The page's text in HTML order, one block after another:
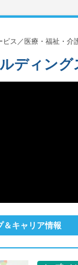
ビス／医療・福祉・介
ディング
＆キャリア情報